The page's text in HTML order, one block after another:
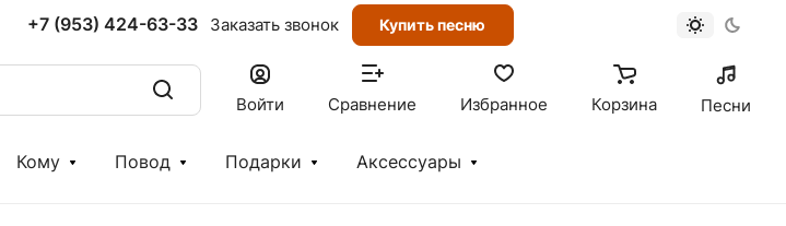
+7 (953) 424-63-33 Заказать звонок Купить песню
Войти Сравнение Избранное Корзина Песни
Кому Повод Подарки Аксессуары